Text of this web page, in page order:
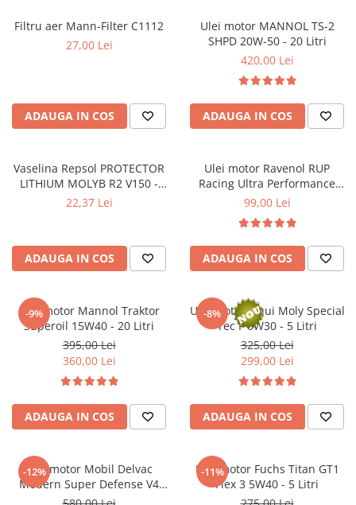
■ Filtre epurator
■ Filtre agent racire
Filtre aditivi
Filtre agent racire
Filtre ulei
Filtre uscator
Filtre epurator
Sistem franare
Placute frana
Discuri frana
Saboti frana
Senzori uzura placute
Tamburi frana
Suport etrier
Electrice
Filtru aer Mann-Filter C1112
27,00 Lei
ADAUGA IN COS
Ulei motor MANNOL TS-2
SHPD 20W-50 - 20 Litri
420,00 Lei
ADAUGA IN COS
Vaselina Repsol PROTECTOR
LITHIUM MOLYB R2 V150 -
400g
22,37 Lei
ADAUGA IN COS
Ulei motor Ravenol RUP
Racing Ultra Performance
5W40 - 1 Litru
99,00 Lei
ADAUGA IN COS
-9%
Ulei motor Mannol Traktor
Superoil 15W40 - 20 Litri
395,00 Lei
360,00 Lei
ADAUGA IN COS
-8%
Ulei motor Liqui Moly Special
Tec F 0W30 - 5 Litri
325,00 Lei
299,00 Lei
ADAUGA IN COS
-12%
Ulei motor Mobil Delvac
Modern Super Defense V4
15W40 (Delvac MX) - 20 Litri
-11%
Ulei motor Fuchs Titan GT1
Flex 3 5W40 - 5 Litri